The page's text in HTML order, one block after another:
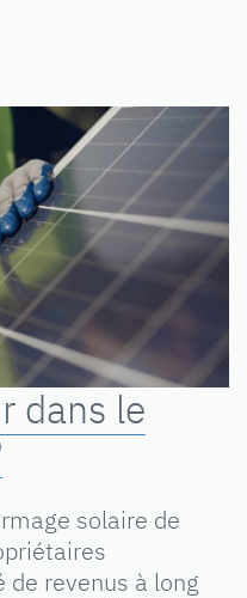
dans le
solaire de
de revenus à long